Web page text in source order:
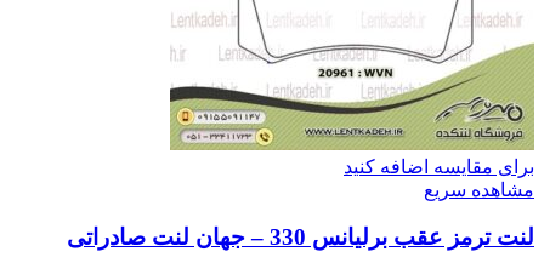
برای مقایسه اضافه کنید
مشاهده سریع
لنت ترمز عقب برلیانس 330 – جهان لنت صادراتی